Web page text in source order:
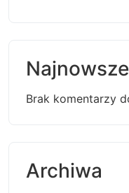
Brak komentarzy
Archiwa